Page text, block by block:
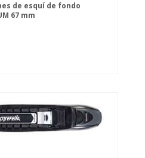
de esquí de fondo
67 mm